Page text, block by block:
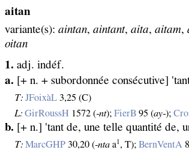
aitan
variante(s): aintan, aintant, aita, aitam,
oitan
1. adj. indéf.
a. [+ n. + subordonnée consécutive]
T: JFoixàL 3,25 (C)
L: GirRoussH 1572 (‑nt);FierB 95 (ay‑);
b. [+ n.] 'tant de, une telle quantité de,
T: MarcGHP 30,20 (‑nta a1 , T);BernVentA